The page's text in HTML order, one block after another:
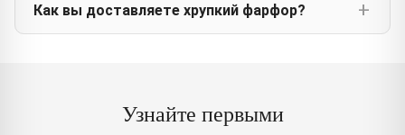
Как вы доставляете хрупкий фарфор?
Узнайте первыми